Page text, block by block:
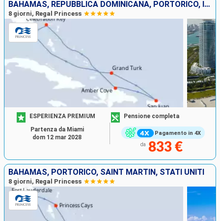
BAHAMAS, REPUBBLICA DOMINICANA, PORTORICO, ISOLE TURKS E CAICOS, STATI UNITI
8 giorni, Regal Princess
Pagamento in 4X
ESPERIENZA PREMIUM Pensione completa
da 833 €
Partenza da Miami
dom 12 mar 2028
BAHAMAS, PORTORICO, SAINT MARTIN, STATI UNITI
8 giorni, Regal Princess